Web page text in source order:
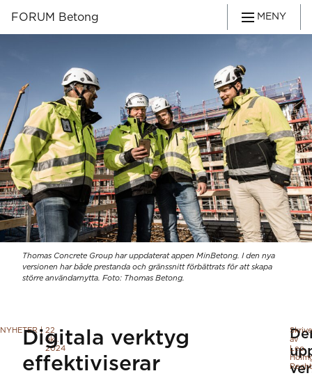
FORUM Betong MENY
Thomas Concrete Group har uppdaterat appen MinBetong. I den nya
versionen har både prestanda och gränssnitt förbättrats för att skapa
större användarnytta. Foto: Thomas Betong.
NYHETER | 22
okt.
2024
Digitala verktyg
effektiviserar
av
Leo
Recht